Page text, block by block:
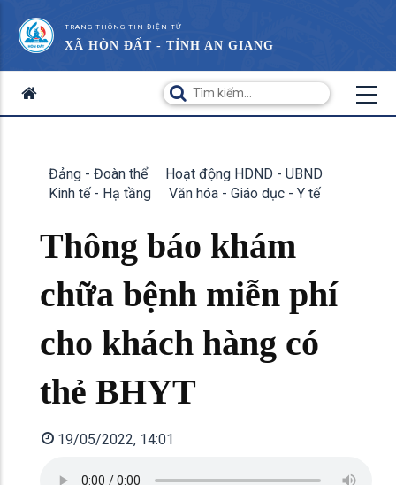
TRANG THÔNG TIN ĐIỆN TỬ
XÃ HÒN ĐẤT - TỈNH AN GIANG
Đảng - Đoàn thể
Hoạt động HDND - UBND
Kinh tế - Hạ tầng
Văn hóa - Giáo dục - Y tế
Thông báo khám
chữa bệnh miễn phí
cho khách hàng có
thẻ BHYT
19/05/2022, 14:01